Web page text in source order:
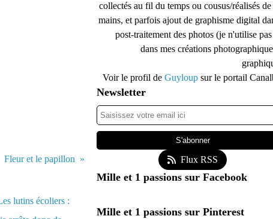
Fleur et le papillon
collectés au fil du temps ou cousus/réalisés de
mains, et parfois ajout de graphisme digital
post-traitement des photos (je n'utilise
dans mes créations
Voir le profil de Guyloup sur le portail
Newsletter
Flux RSS
Mille et 1 passions sur Facebook
Mille et 1 passions sur Pinterest